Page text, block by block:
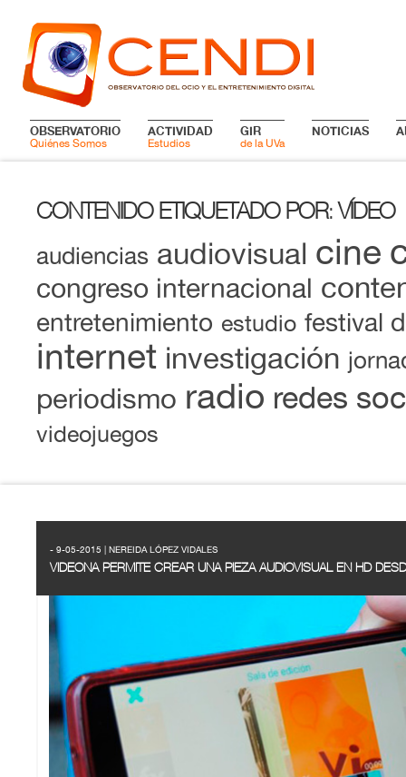
OBSERVATORIO
Quiénes Somos
ACTIVIDAD
Estudios
GIR
de la UVa
NOTICIAS
CONTENIDO ETIQUETADO POR: VÍDEO
audiencias audiovisual cine
congreso internacional
entretenimiento estudio festival
internet investigación
periodismo radio redes
videojuegos
- 9-05-2015 | NEREIDA LÓPEZ VIDALES
VIDEONA PERMITE CREAR UNA PIEZA AUDIOVISUAL EN HD